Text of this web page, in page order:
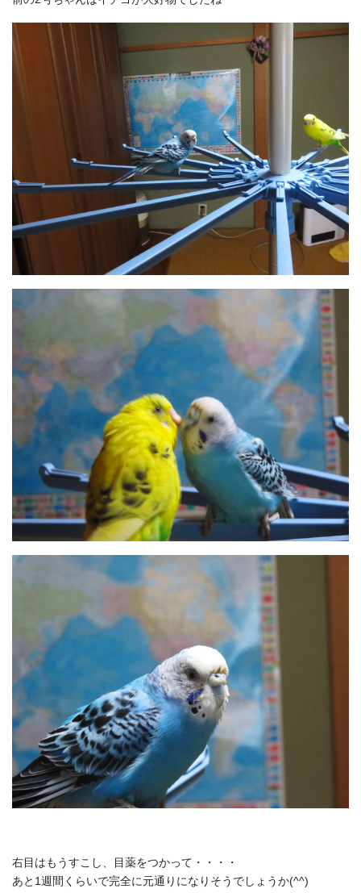
右目はもうすこし、目薬をつかって・・・・
あと1週間くらいで完全に元通りになりそうでしょうか(^^)